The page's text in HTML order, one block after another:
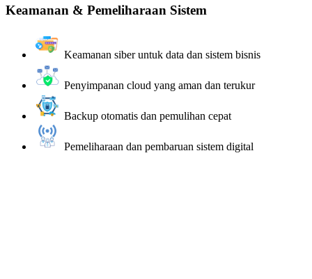
Keamanan & Pemeliharaan Sistem
Keamanan siber untuk data dan sistem bisnis
Penyimpanan cloud yang aman dan terukur
Backup otomatis dan pemulihan cepat
Pemeliharaan dan pembaruan sistem digital